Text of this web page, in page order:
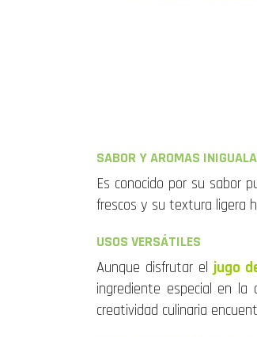
SABOR Y AROMAS
Es conocido por su sabor
frescos y su textura ligera
USOS VERSÁTILES
Aunque disfrutar eljugo
ingrediente especial en
creatividad culinaria